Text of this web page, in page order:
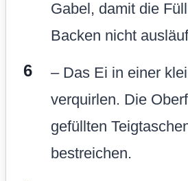
Gabel, damit die
Backen nicht
– Das Ei in einer
verquirlen. Die
gefüllten
bestreichen.